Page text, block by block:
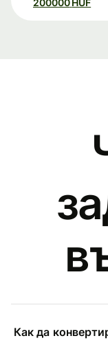
200000 HUF
Как да